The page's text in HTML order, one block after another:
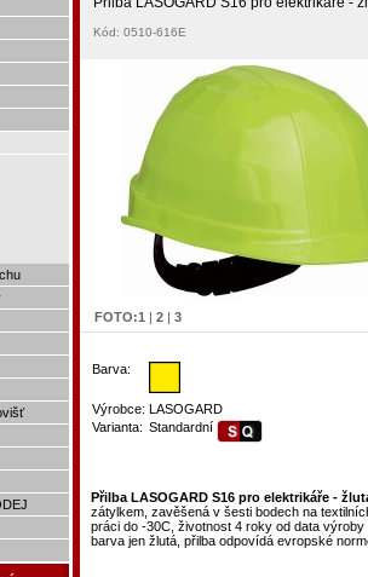
Kód: 0510-616E
FOTO:1 | 2 | 3
Barva:
Výrobce: LASOGARD
Varianta: Standardní
Přilba LASOGARD S16 pro elektrikáře -
zátylkem, zavěšená v šesti bodech na
práci do -30C, životnost 4 roky od data
barva jen žlutá, přilba odpovídá evropské